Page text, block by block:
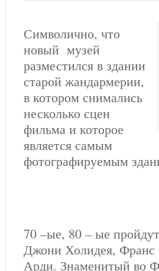
Символично, что
новый музей
разместился в здании
старой жандармерии,
в котором снимались
несколько сцен
фильма и которое
является самым
фотографируемым
70 –ые, 80 – ые
Джони Холидея, Франс
Арди. Знаменитый во